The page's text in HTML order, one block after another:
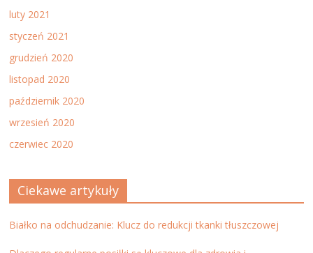
luty 2021
styczeń 2021
grudzień 2020
listopad 2020
październik 2020
wrzesień 2020
czerwiec 2020
Ciekawe artykuły
Białko na odchudzanie: Klucz do redukcji tkanki tłuszczowej